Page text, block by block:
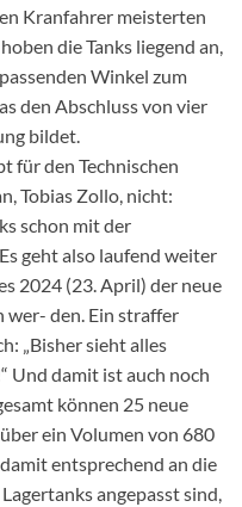
Kranfahrer meisterten
die Tanks liegend an,
Winkel zum
den Abschluss von vier
bildet.
für den Technischen
Tobias Zollo, nicht:
schon mit der
geht also laufend weiter
2024 (23. April) der neue
wer- den. Ein straffer
„Bisher sieht alles
Und damit ist auch noch
können 25 neue
ein Volumen von 680
entsprechend an die
angepasst sind,